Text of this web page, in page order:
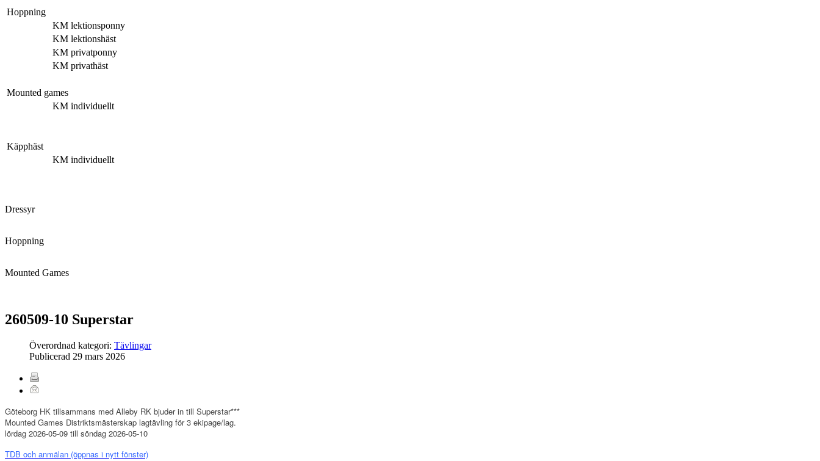
Hoppning
KM lektionsponny
KM lektionshäst
KM privatponny
KM privathäst
Mounted games
KM individuellt
Käpphäst
KM individuellt
Dressyr
Hoppning
Mounted Games
260509-10 Superstar
Överordnad kategori: Tävlingar
Publicerad 29 mars 2026
Göteborg HK tillsammans med Alleby RK bjuder in till Superstar***
Mounted Games Distriktsmästerskap lagtävling för 3 ekipage/lag.
lördag 2026-05-09 till söndag 2026-05-10
TDB och anmälan (öppnas i nytt fönster)